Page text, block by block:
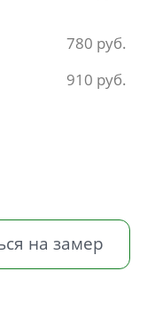
780
910
на замер